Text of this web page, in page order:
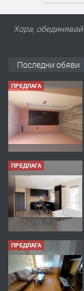
Хора,
Последни обяви
ПРЕДЛАГА
ПРЕДЛАГА
ПРЕДЛАГА